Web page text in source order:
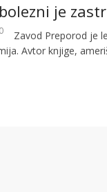
je
Zavod Preporod je
Avtor knjige,